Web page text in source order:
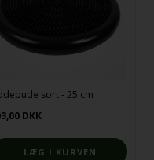
sort - 25 cm
DKK